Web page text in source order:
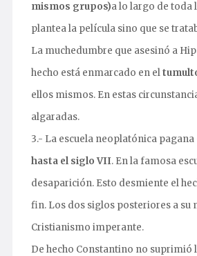
mismos grupos)a lo largo de toda
plantea la película sino que se
La muchedumbre que asesinó a
hecho está enmarcado en el
ellos mismos. En estas
algaradas.
3.- La escuela neoplatónica pagana
hasta el siglo VII. En la famosa
desaparición. Esto desmiente el
fin. Los dos siglos posteriores a
Cristianismo imperante.
De hecho Constantino no